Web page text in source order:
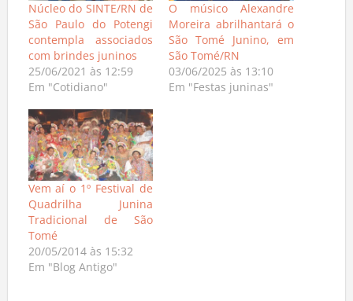
Núcleo do SINTE/RN de
São Paulo do Potengi
contempla associados
com brindes juninos
25/06/2021 às 12:59
Em "Cotidiano"
O músico Alexandre
Moreira abrilhantará o
São Tomé Junino, em
São Tomé/RN
03/06/2025 às 13:10
Em "Festas juninas"
Vem aí o 1º Festival de
Quadrilha Junina
Tradicional de São
Tomé
20/05/2014 às 15:32
Em "Blog Antigo"